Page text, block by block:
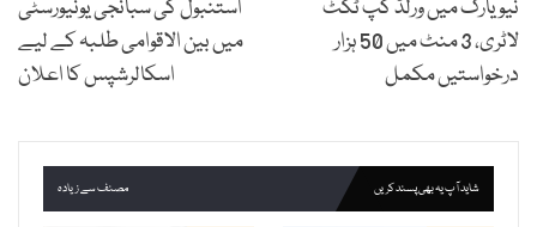
نیو یارک میں ورلڈ کپ ٹکٹ
لاٹری، 3 منٹ میں 50 ہزار
درخواستیں مکمل
استنبول کی سبانجی یونیورسٹی
میں بین الاقوامی طلبہ کے لیے
اسکالرشپس کا اعلان
شاید آپ یہ بھی پسند کریں مصنف سے زیادہ